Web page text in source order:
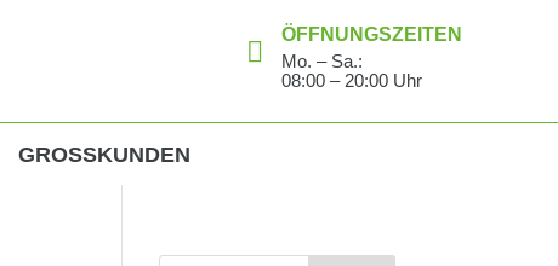

ÖFFNUNGSZEITEN
Mo. – Sa.:
08:00 – 20:00 Uhr
GROSSKUNDEN